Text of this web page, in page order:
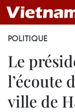
POLITIQUE
Le
l’écoute
ville de